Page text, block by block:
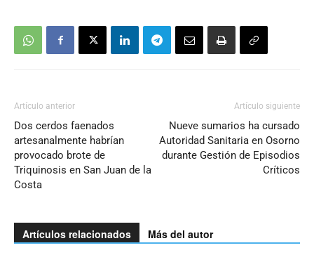
Artículo anterior
Dos cerdos faenados
artesanalmente habrían
provocado brote de
Triquinosis en San Juan de la
Costa
Artículo siguiente
Nueve sumarios ha cursado
Autoridad Sanitaria en Osorno
durante Gestión de Episodios
Críticos
Artículos relacionados Más del autor